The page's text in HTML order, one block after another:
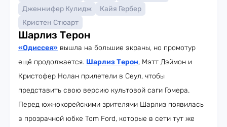
Дженнифер Кулидж
Кайя Гербер
Кристен Стюарт
Шарлиз Терон
«Одиссея» вышла на большие экраны, но промотур
ещё продолжается. Шарлиз Терон, Мэтт Дэймон и
Кристофер Нолан прилетели в Сеул, чтобы
представить свою версию культовой саги Гомера.
Перед южнокорейскими зрителями Шарлиз появилась
в прозрачной юбке Tom Ford, которые в сети тут же